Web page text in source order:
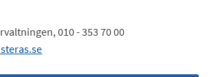
010 - 353 70 00